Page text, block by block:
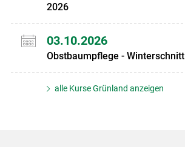
2026
03.10.2026
Obstbaumpflege - Winterschnitt
alle Kurse Grünland anzeigen